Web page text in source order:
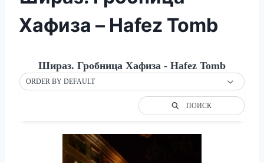
Хафиза – Hafez Tomb
Шираз. Гробница Хафиза - Hafez Tomb
ORDER BY DEFAULT
ПОИСК